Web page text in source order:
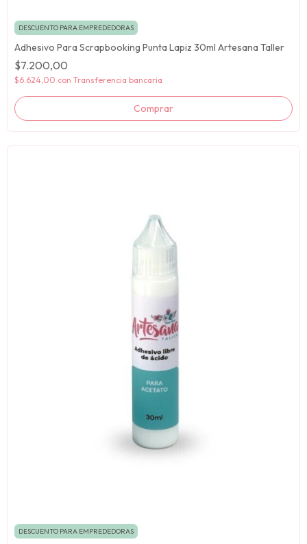
DESCUENTO PARA EMPREDEDORAS
Adhesivo Para Scrapbooking Punta Lapiz 30ml Artesana Taller
$7.200,00
$6.624,00 con Transferencia bancaria
DESCUENTO PARA EMPREDEDORAS